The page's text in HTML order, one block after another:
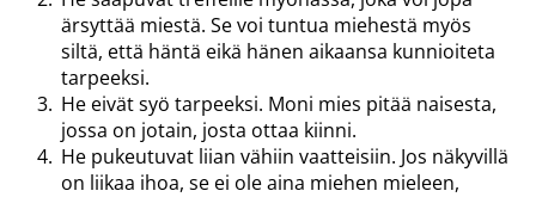
ärsyttää miestä. Se voi tuntua miehestä myös
siltä, että häntä eikä hänen aikaansa kunnioiteta
tarpeeksi.
He eivät syö tarpeeksi. Moni mies pitää naisesta,
jossa on jotain, josta ottaa kiinni.
He pukeutuvat liian vähiin vaatteisiin. Jos näkyvillä
on liikaa ihoa, se ei ole aina miehen mieleen,